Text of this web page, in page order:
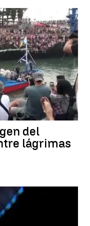
del
lágrimas